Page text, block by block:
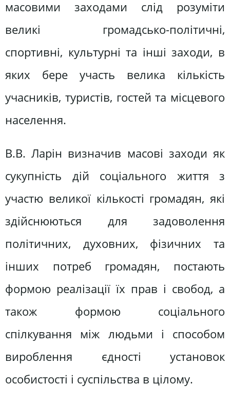
масовими заходами слід розуміти
великі громадсько-політичні,
спортивні, культурні та інші заходи, в
яких бере участь велика кількість
учасників, туристів, гостей та місцевого
населення.
В.В. Ларін визначив масові заходи як
сукупність дій соціального життя з
участю великої кількості громадян, які
здійснюються для задоволення
політичних, духовних, фізичних та
інших потреб громадян, постають
формою реалізації їх прав і свобод, а
також формою соціального
спілкування між людьми і способом
вироблення єдності установок
особистості і суспільства в цілому.